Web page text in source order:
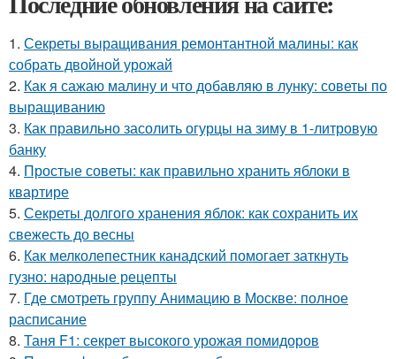
1. Секреты выращивания ремонтантной малины: как
собрать двойной урожай
2. Как я сажаю малину и что добавляю в лунку: советы по
выращиванию
3. Как правильно засолить огурцы на зиму в 1-литровую
банку
4. Простые советы: как правильно хранить яблоки в
квартире
5. Секреты долгого хранения яблок: как сохранить их
свежесть до весны
6. Как мелколепестник канадский помогает заткнуть
гузно: народные рецепты
7. Где смотреть группу Анимацию в Москве: полное
расписание
8. Таня F1: секрет высокого урожая помидоров